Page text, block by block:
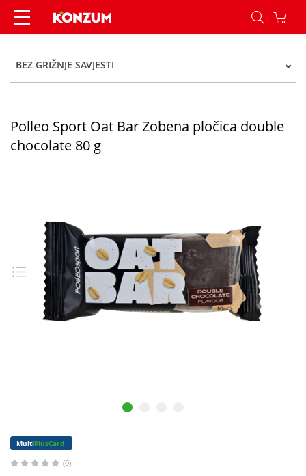
Polleo Sport Oat Bar Zobena pločica double
BEZ GRIŽNJE SAVJESTI
Polleo Sport Oat Bar Zobena pločica double
chocolate 80 g
MultiPlusCard
(0)